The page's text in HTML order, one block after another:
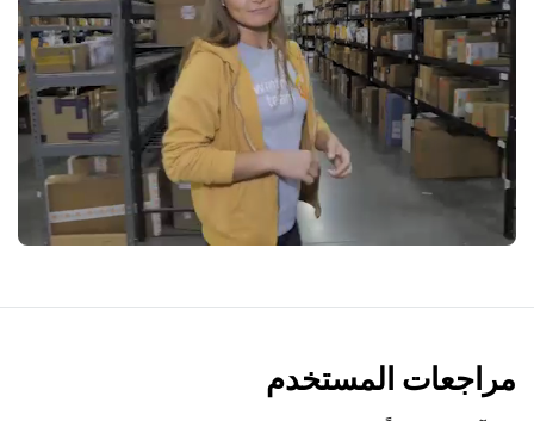
مراجعات المستخدم